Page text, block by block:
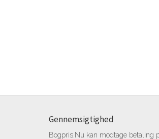
Gennemsigtighed
Bogpris.Nu kan modtage betaling